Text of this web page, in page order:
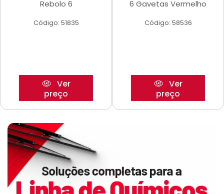
Rebolo 6
Código: 51835
Ver
preço
6 Gavetas Vermelho
Código: 58536
Ver
preço